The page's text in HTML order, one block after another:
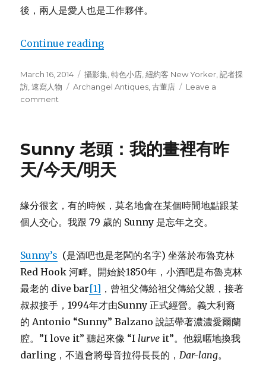
後，兩人是愛人也是工作夥伴。
Continue reading
Posted
on
March 16, 2014 Categories
攝影集 ,特色小店 ,紐約客 New Yorker ,記者採
訪 ,速寫人物 Tags
Archangel Antiques ,古董店
Leave a
comment
月，
21
年
老
店
關
門
Sunny 老頭：我的畫裡有昨
天/今天/明天
緣分很玄，有的時候，莫名地會在某個時間地點跟某
個人交心。我跟 79 歲的 Sunny 是忘年之交。
Sunny’s (是酒吧也是老闆的名字) 坐落於布魯克林
Red Hook 河畔。開始於1850年，小酒吧是布魯克林
最老的 dive bar[1] ，曾祖父傳給祖父傳給父親，接著
叔叔接手，1994年才由Sunny 正式經營。義大利裔
的 Antonio “Sunny” Balzano 說話帶著濃濃愛爾蘭
腔。”I love it” 聽起來像 “Ilurve it”。他親暱地換我
darling，不過會將母音拉得長長的， Dar-lang。